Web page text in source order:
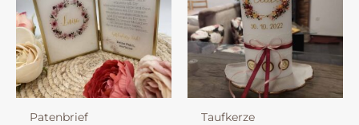
Patenbrief
Taufkerze